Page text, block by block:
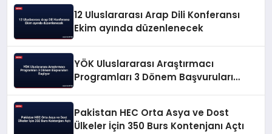
12 Uluslararası Arap Dili Konferansı
Ekim ayında düzenlenecek
YÖK Uluslararası Araştırmacı
Programları 3 Dönem Başvuruları
Pakistan HEC Orta Asya ve Dost
Ülkeler İçin 350 Burs Kontenjanı Açtı